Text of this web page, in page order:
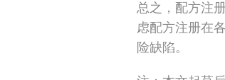
总之，配方注
虑配方注册在
险缺陷。